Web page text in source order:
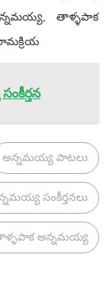
తాళ్ళపాక
అన్నమయ్య పాటలు
సంకీర్తనలు
అన్నమయ్య